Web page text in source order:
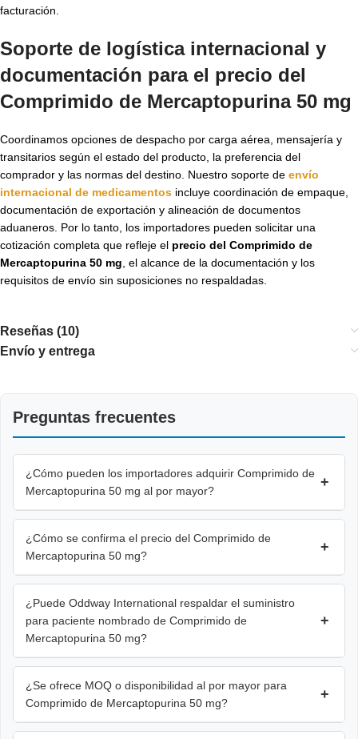
facturación.
Soporte de logística internacional y
documentación para el precio del
Comprimido de Mercaptopurina 50 mg
Coordinamos opciones de despacho por carga aérea, mensajería y
transitarios según el estado del producto, la preferencia del
comprador y las normas del destino. Nuestro soporte de envío
internacional de medicamentos incluye coordinación de empaque,
documentación de exportación y alineación de documentos
aduaneros. Por lo tanto, los importadores pueden solicitar una
cotización completa que refleje el precio del Comprimido de
Mercaptopurina 50 mg , el alcance de la documentación y los
requisitos de envío sin suposiciones no respaldadas.
Reseñas (10)
Envío y entrega
Preguntas frecuentes
¿Cómo pueden los importadores adquirir Comprimido de
Mercaptopurina 50 mg al por mayor?
+
¿Cómo se confirma el precio del Comprimido de
Mercaptopurina 50 mg?
+
¿Puede Oddway International respaldar el suministro
para paciente nombrado de Comprimido de
Mercaptopurina 50 mg?
+
¿Se ofrece MOQ o disponibilidad al por mayor para
Comprimido de Mercaptopurina 50 mg?
+